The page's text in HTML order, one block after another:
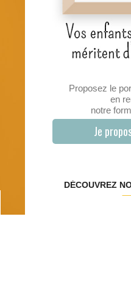
Proposez le
en
notre
Je
DÉCOUVREZ